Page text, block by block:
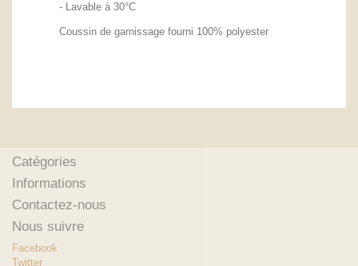
- Lavable à 30°C
Coussin de garnissage fourni 100% polyester
Catégories
Informations
Contactez-nous
Nous suivre
Facebook
Twitter